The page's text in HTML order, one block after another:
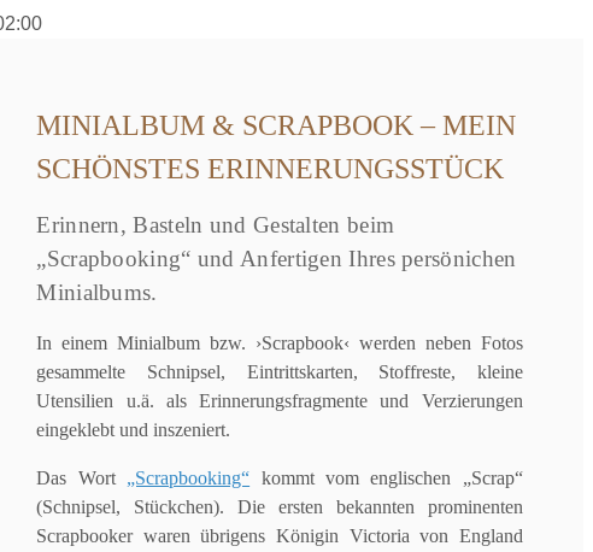
MINIALBUM & SCRAPBOOK – MEIN
SCHÖNSTES ERINNERUNGSSTÜCK
Erinnern, Basteln und Gestalten beim
„Scrapbooking“ und Anfertigen Ihres persönichen
Minialbums.
In einem Minialbum bzw. ›Scrapbook‹ werden neben Fotos
gesammelte Schnipsel, Eintrittskarten, Stoffreste, kleine
Utensilien u.ä. als Erinnerungsfragmente und Verzierungen
eingeklebt und inszeniert.
Das Wort „Scrapbooking“ kommt vom englischen „Scrap“
(Schnipsel, Stückchen). Die ersten bekannten prominenten
Scrapbooker waren übrigens Königin Victoria von England